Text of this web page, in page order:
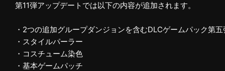
第11弾アップデートでは以下の内容が追加されます。
・2つの追加グループダンジョンを含むDLCゲームパック第
・スタイルパーラー
・コスチューム染色
・基本ゲームパッチ